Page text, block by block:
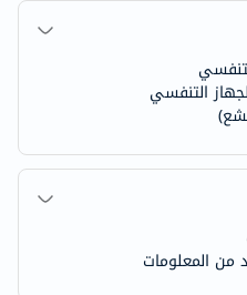
التنفسي
من المعلومات